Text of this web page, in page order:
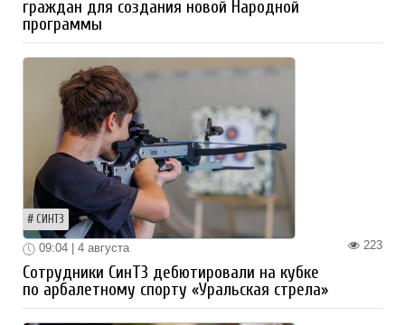
граждан для создания новой Народной
программы
СИНТЗ
223
09:04 | 4 августа
Сотрудники СинТЗ дебютировали на кубке
по арбалетному спорту «Уральская стрела»